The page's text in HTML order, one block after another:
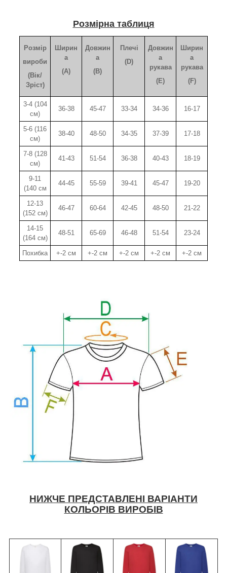
Розмірна таблиця
Розмір
вироби
(Вік/
Зріст)
Ширин
а
(A)
Довжин
а
(B)
Плечі
(D)
Довжин
а
рукава
(E)
Ширин
а
рукава
(F)
3-4 (104
см)
36-38 45-47 33-34 34-36 16-17
5-6 (116
см)
38-40 48-50 34-35 37-39 17-18
7-8 (128
см)
41-43 51-54 36-38 40-43 18-19
9-11
(140 см
44-45 55-59 39-41 45-47 19-20
12-13
(152 см)
46-47 60-64 42-45 48-50 21-22
14-15
(164 см)
48-51 65-69 46-48 51-54 23-24
Похибка +-2 см +-2 см +-2 см +-2 см +-2 см
НИЖЧЕ ПРЕДСТАВЛЕНІ ВАРІАНТИ
КОЛЬОРІВ ВИРОБІВ